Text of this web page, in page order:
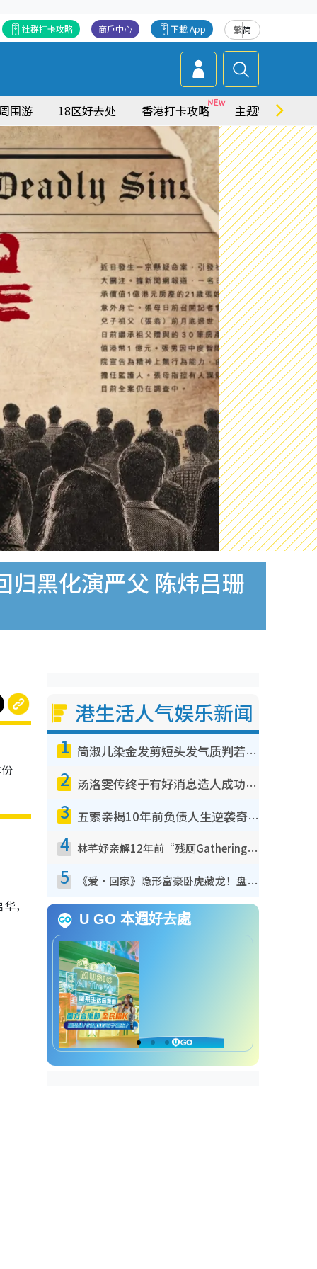
繁简
下載 App
商戶中心
社群打卡攻略
围游 18区好去处 香港打卡攻略 主题特集
归黑化演严父 陈炜吕珊
，
港生活人气娱乐新闻
1 简淑儿染金发剪短头发气质判若两人！吓坏老公麦大力都认不出：“你做什么？”
2 汤洛雯传终于有好消息造人成功！两大细节曝孕味极浓引猜测：大肚婆先会咁！
3 五索亲揭10年前负债人生逆袭奇迹！全靠去一地方转运后即遇上马先生
4 林芊妤亲解12年前“残厕Gathering”真相！高层解约一句话重创尊严，至今拒返TVB
5 《爱·回家》隐形富豪卧虎藏龙！盘点12位财气逼人的有钱艺人：这位美女3亿身家不愁做
U GO 本週好去處